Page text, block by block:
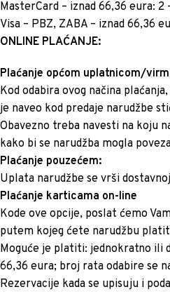
MasterCard – iznad 66,36 eura: 2
Visa – PBZ, ZABA – iznad 66,36
ONLINE PLAĆANJE:
Plaćanje općom uplatnicom/
Kod odabira ovog načina
je naveo kod predaje narudžbe
Obavezno treba navesti na koju
kako bi se narudžba mogla
Plaćanje pouzećem:
Uplata narudžbe se vrši
Plaćanje karticama on-line
Kode ove opcije, poslat ćemo
putem kojeg ćete narudžbu
Moguće je platiti: jednokratno ili
66,36 eura; broj rata odabire se
Rezervacije kada se upisuju i